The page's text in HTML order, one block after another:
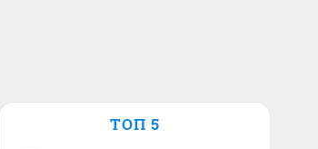
ТОП 5